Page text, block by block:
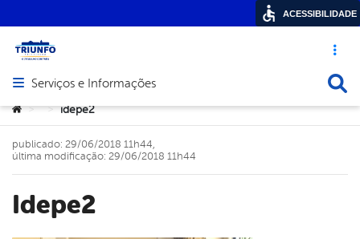
Acesso
Abrir menu principal de navegação
Serviços e Informações
Você está aqui:
> > idepe2
idepe2
publicado: 29/06/2018 11h44,
última modificação: 29/06/2018 11h44
ACESSIBILIDADE